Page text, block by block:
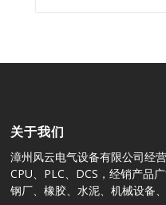
关于我们
漳州风云电气设备有限公司经
CPU、PLC、DCS，经销产品
钢厂、橡胶、水泥、机械设备、